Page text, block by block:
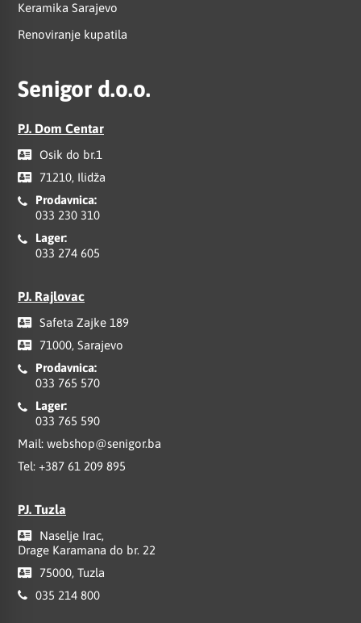
Keramika Sarajevo
Renoviranje kupatila
Senigor d.o.o.
PJ. Dom Centar
Osik do br.1
71210, Ilidža
Prodavnica:
033 230 310
Lager:
033 274 605
PJ. Rajlovac
Safeta Zajke 189
71000, Sarajevo
Prodavnica:
033 765 570
Lager:
033 765 590
Mail: webshop@senigor.ba
Tel: +387 61 209 895
PJ. Tuzla
Naselje Irac,
Drage Karamana do br. 22
75000, Tuzla
035 214 800